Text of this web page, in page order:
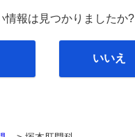
情報は見つかりましたか?
いいえ